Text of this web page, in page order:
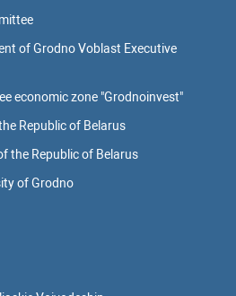
of Grodno Voblast Executive
economic zone "Grodnoinvest"
Republic of Belarus
the Republic of Belarus
of Grodno